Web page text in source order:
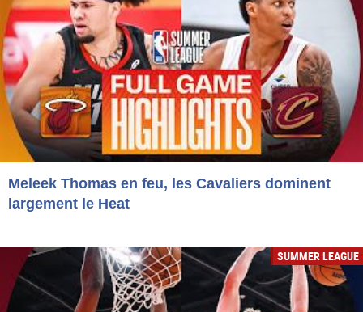
Meleek Thomas en feu, les Cavaliers dominent
largement le Heat
SUMMER LEAGUE